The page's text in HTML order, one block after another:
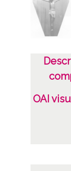
Tipo
Tipo de
OAI